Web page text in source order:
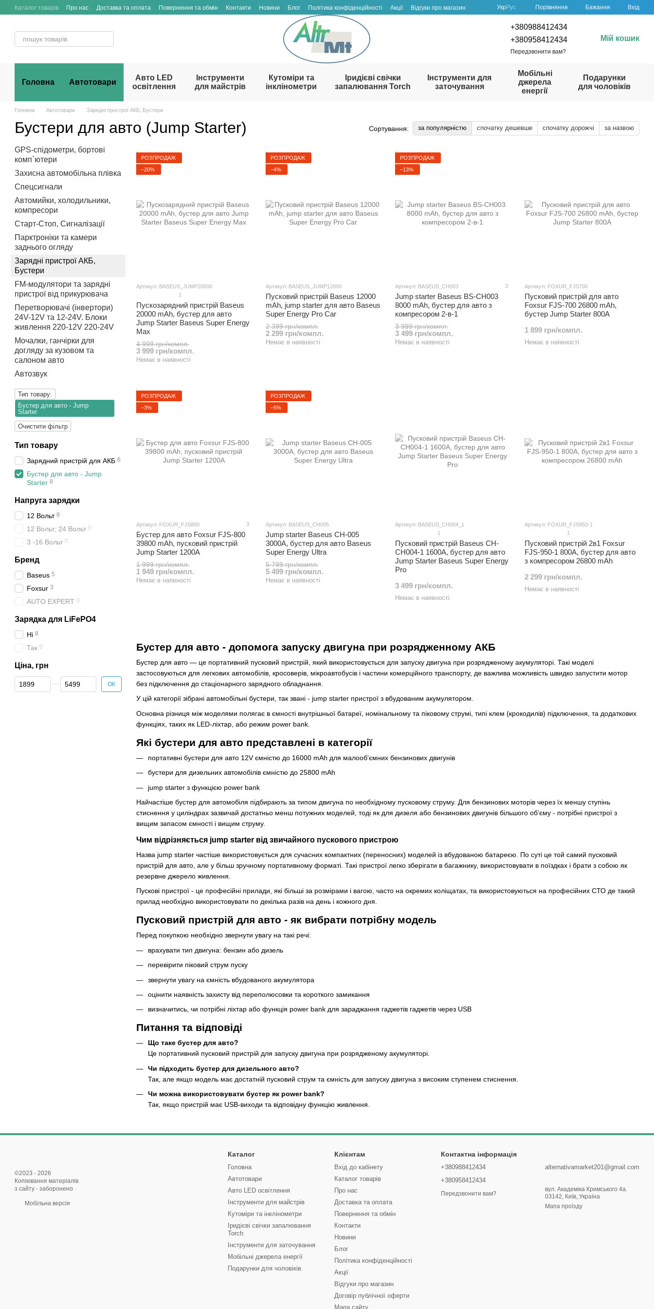
Перейти до основного контенту
Каталог товарів Про нас Доставка та оплата Повернення та обмін Контакти Новини Блог Політика конфіденційності Акції
Відгуки про магазин
УкрРус Порівняння Бажання Вхід
+380988412434
+380958412434
Передзвонити вам?
Мій кошик
Головна Автотовари
Авто LED
освітлення
Інструменти
для майстрів
Кутоміри та
інклінометри
Іридієві свічки
запалювання Torch
Інструменти для
заточування
Мобільні
джерела
енергії
Подарунки
для чоловіків
Головна Автотовари Зарядні пристрої АКБ, Бустери
Бустери для авто (Jump Starter) Сортування: за популярністю спочатку дешевше спочатку дорожчі за назвою
Бустер для авто - допомога запуску двигуна при розрядженному АКБ
Бустер для авто — це портативний пусковий пристрій, який використовується для запуску двигуна при розрядженому акумуляторі. Такі моделі
застосовуються для легкових автомобілів, кросоверів, мікроавтобусів і частини комерційного транспорту, де важлива можливість швидко запустити мотор
без підключення до стаціонарного зарядного обладнання.
У цій категорії зібрані автомобільні бустери, так звані - jump starter пристрої з вбудованим акумулятором.
Основна різниця між моделями полягає в ємності внутрішньої батареї, номінальному та піковому струмі, типі клем (крокодилів) підключення, та додаткових
функціях, таких як LED-ліхтар, або режим power bank.
Які бустери для авто представлені в категорії
портативні бустери для авто 12V ємністю до 16000 mAh для малооб'ємних бензинових двигунів
бустери для дизельних автомобілів ємністю до 25800 mAh
jump starter з функцією power bank
Найчастіше бустер для автомобіля підбирають за типом двигуна по необхідному пусковому струму. Для бензинових моторів через їх меншу ступінь
стиснення у циліндрах зазвичай достатньо менш потужних моделей, тоді як для дизеля або бензинових двигунів більшого об’єму - потрібні пристрої з
вищим запасом ємності і вищим струму.
Чим відрізняється jump starter від звичайного пускового пристрою
Назва jump starter частіше використовується для сучасних компактних (переносних) моделей із вбудованою батареєю. По суті це той самий пусковий
пристрій для авто, але у більш зручному портативному форматі. Такі пристрої легко зберігати в багажнику, використовувати в поїздках і брати з собою як
резервне джерело живлення.
Пускові пристрої - це професійні прилади, які більші за розмірами і вагою, часто на окремих коліщатах, та використовуються на професійних СТО де такий
прилад необхідно використовувати по декілька разів на день і кожного дня.
Пусковий пристрій для авто - як вибрати потрібну модель
Перед покупкою необхідно звернути увагу на такі речі:
врахувати тип двигуна: бензин або дизель
перевірити піковий струм пуску
звернути увагу на ємність вбудованого акумулятора
оцінити наявність захисту від переполюсовки та короткого замикання
визначитись, чи потрібні ліхтар або функція power bank для зараджання гаджетів гаджетів через USB
Питання та відповіді
Що таке бустер для авто?
Це портативний пусковий пристрій для запуску двигуна при розрядженому акумуляторі.
Чи підходить бустер для дизельного авто?
Так, але якщо модель має достатній пусковий струм та ємність для запуску двигуна з високим ступенем стиснення.
Чи можна використовувати бустер як power bank?
Так, якщо пристрій має USB-виходи та відповідну функцію живлення.
РОЗПРОДАЖ
−20%
Артикул: BASEUS_JUMP20000
1
Пускозарядний пристрій Baseus
20000 mAh, бустер для авто
Jump Starter Baseus Super Energy
Max
4 999 грн/компл.
3 999 грн/компл.
Немає в наявності
РОЗПРОДАЖ
−4%
Артикул: BASEUS_JUMP12000
Пусковий пристрій Baseus 12000
mAh, jump starter для авто Baseus
Super Energy Pro Car
2 399 грн/компл.
2 299 грн/компл.
Немає в наявності
РОЗПРОДАЖ
−13%
Артикул: BASEUS_CH003 3
Jump starter Baseus BS-CH003
8000 mAh, бустер для авто з
компресором 2-в-1
3 999 грн/компл.
3 499 грн/компл.
Немає в наявності
Артикул: FOXUR_FJS700
Пусковий пристрій для авто
Foxsur FJS-700 26800 mAh,
бустер Jump Starter 800A
1 899 грн/компл.
Немає в наявності
РОЗПРОДАЖ
−3%
Артикул: FOXUR_FJS800 3
Бустер для авто Foxsur FJS-800
39800 mAh, пусковий пристрій
Jump Starter 1200A
1 999 грн/компл.
1 949 грн/компл.
Немає в наявності
РОЗПРОДАЖ
−5%
Артикул: BASEUS_CH005
Jump starter Baseus CH-005
3000A, бустер для авто Baseus
Super Energy Ultra
5 799 грн/компл.
5 499 грн/компл.
Немає в наявності
Артикул: BASEUS_CH004_1
1
Пусковий пристрій Baseus CH-
CH004-1 1600A, бустер для авто
Jump Starter Baseus Super Energy
Pro
3 499 грн/компл.
Немає в наявності
Артикул: FOXUR_FJS950-1
1
Пусковий пристрій 2в1 Foxsur
FJS-950-1 800A, бустер для авто
з компресором 26800 mAh
2 299 грн/компл.
Немає в наявності
GPS-спідометри, бортові
комп`ютери
Захисна автомобільна плівка
Спецсигнали
Автомийки, холодильники,
компресори
Старт-Стоп, Сигналізації
Парктроніки та камери
заднього огляду
Зарядні пристрої АКБ,
Бустери
FM-модулятори та зарядні
пристрої від прикурювача
Перетворювачі (інвертори)
24V-12V та 12-24V. Блоки
живлення 220-12V 220-24V
Мочалки, ганчірки для
догляду за кузовом та
салоном авто
Автозвук
Тип товару:
Бустер для авто - Jump
Starter
Очистити фільтр
Тип товару
Зарядний пристрій для АКБ 6
Бустер для авто - Jump
Starter 8
Напруга зарядки
12 Вольт 8
12 Вольт; 24 Вольт 0
3 -16 Вольт 0
Бренд
Baseus 5
Foxsur 3
AUTO EXPERT 0
Зарядка для LiFePO4
Ні 8
Так 0
Ціна, грн
Від Ціна, грн
До Ціна, грн ОК
©2023 - 2026
Копіювання матеріалів
з сайту - заборонено
Мобільна версія
Каталог
Головна
Автотовари
Авто LED освітлення
Інструменти для майстрів
Кутоміри та інклінометри
Іридієві свічки запалювання
Torch
Інструменти для заточування
Мобільні джерела енергії
Подарунки для чоловіків
Клієнтам
Вхід до кабінету
Каталог товарів
Про нас
Доставка та оплата
Повернення та обмін
Контакти
Новини
Блог
Політика конфіденційності
Акції
Відгуки про магазин
Договір публічної оферти
Мапа сайту
Контактна інформація
+380988412434
+380958412434
Передзвонити вам?
alternativamarket201@gmail.com
вул. Академіка Кримського 4а.
03142, Київ, Україна
Мапа проїзду